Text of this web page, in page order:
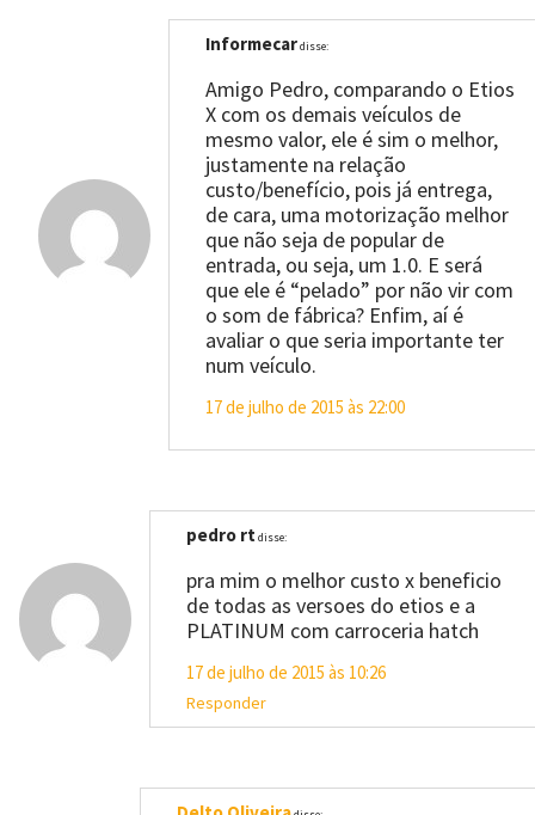
Informecardisse:
Amigo Pedro, comparando o Etios
X com os demais veículos de
mesmo valor, ele é sim o melhor,
justamente na relação
custo/benefício, pois já entrega,
de cara, uma motorização melhor
que não seja de popular de
entrada, ou seja, um 1.0. E será
que ele é “pelado” por não vir com
o som de fábrica? Enfim, aí é
avaliar o que seria importante ter
num veículo.
17 de julho de 2015 às 22:00
pedro rtdisse:
pra mim o melhor custo x beneficio
de todas as versoes do etios e a
PLATINUM com carroceria hatch
17 de julho de 2015 às 10:26
Responder